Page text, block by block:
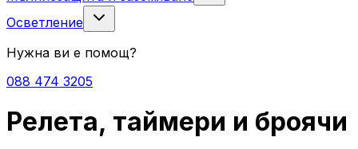
Осветление
Нужна ви е помощ?
088 474 3205
Релета, таймери и броячи